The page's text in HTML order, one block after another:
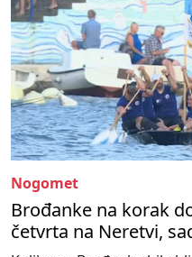
Nogomet
Brođanke na korak
četvrta na Neretvi,